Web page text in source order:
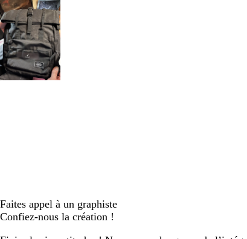
Faites appel à un graphiste
Confiez-nous la création !